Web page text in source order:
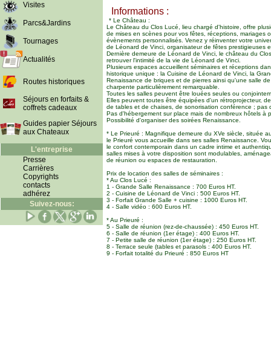
Visites
Parcs&Jardins
Tournages
Actualités
Routes historiques
Séjours en forfaits &
coffrets cadeaux
Guides papier Séjours
aux Chateaux
L'entreprise
Presse
Carrières
Copyrights
contacts
adhérez
Suivez-nous:
Informations :
* Le Château :
Le Château du Clos Lucé, lieu chargé d'histoire, offre
de mises en scènes pour vos fêtes, réceptions, mariages
évènements personnalisés. Venez y réinventer votre
de Léonard de Vinci, organisateur de fêtes prestigieuses
Dernière demeure de Léonard de Vinci, le château du
retrouver l'intimité de la vie de Léonard de Vinci.
Plusieurs espaces accueillent séminaires et réceptions
historique unique : la Cuisine de Léonard de Vinci, la
Renaissance de briques et de pierres ainsi qu'une salle
charpente particulièrement remarquable.
Toutes les salles peuvent être louées seules ou
Elles peuvent toutes être équipées d'un rétroprojecteur,
de tables et de chaises, de sonorisation conférence ; pas
Pas d'hébergement sur place mais de nombreux hôtels à
Possibilité d'organiser des soirées Renaissance.
* Le Prieuré : Magnifique demeure du XVe siècle, située
le Prieuré vous accueille dans ses salles Renaissance.
le confort contemporain dans un cadre intime et
salles mises à votre disposition sont modulables,
de réunion ou espaces de restauration.
Prix de location des salles de séminaires :
* Au Clos Lucé :
1 - Grande Salle Renaissance : 700 Euros HT.
2 - Cuisine de Léonard de Vinci : 500 Euros HT.
3 - Forfait Grande Salle + cuisine : 1000 Euros HT.
4 - Salle vidéo : 600 Euros HT.
* Au Prieuré :
5 - Salle de réunion (rez-de-chaussée) : 450 Euros HT.
6 - Salle de réunion (1er étage) : 400 Euros HT.
7 - Petite salle de réunion (1er étage) : 250 Euros HT.
8 - Terrace seule (tables et parasols : 400 Euros HT.
9 - Forfait totalité du Prieuré : 850 Euros HT